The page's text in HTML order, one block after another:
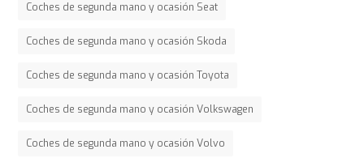
Coches de segunda mano y ocasión Seat
Coches de segunda mano y ocasión Skoda
Coches de segunda mano y ocasión Toyota
Coches de segunda mano y ocasión Volkswagen
Coches de segunda mano y ocasión Volvo